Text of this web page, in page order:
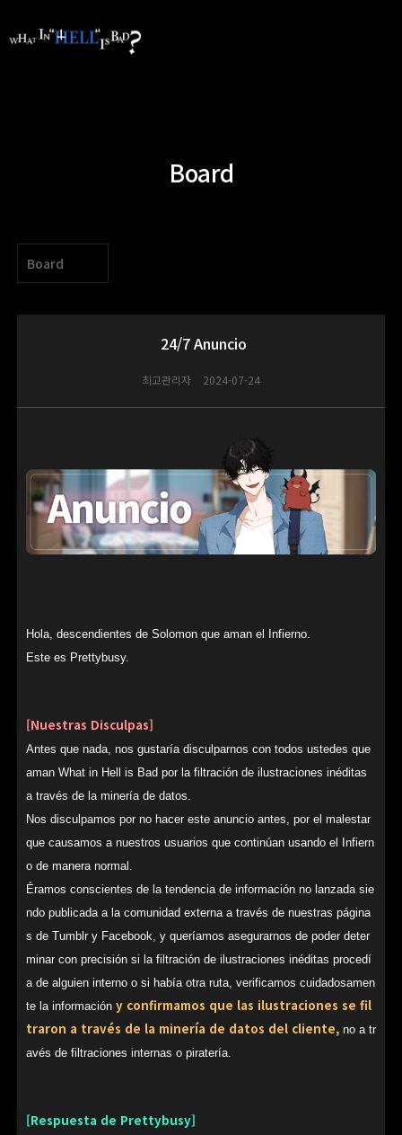
Board
Board
24/7 Anuncio
최고관리자 2024-07-24
Hola, descendientes de Solomon que aman el Infierno.
Este es Prettybusy.
[Nuestras Disculpas]
Antes que nada, nos gustaría disculparnos con todos ustedes que
aman What in Hell is Bad por la filtración de ilustraciones inéditas
a través de la minería de datos.
Nos disculpamos por no hacer este anuncio antes, por el malestar
que causamos a nuestros usuarios que continúan usando el Infiern
o de manera normal.
Éramos conscientes de la tendencia de información no lanzada sie
ndo publicada a la comunidad externa a través de nuestras página
s de Tumblr y Facebook, y queríamos asegurarnos de poder deter
minar con precisión si la filtración de ilustraciones inéditas procedí
a de alguien interno o si había otra ruta, verificamos cuidadosamen
te la información y confirmamos que las ilustraciones se fil
traron a través de la minería de datos del cliente, no a tr
avés de filtraciones internas o piratería.
[Respuesta de Prettybusy]